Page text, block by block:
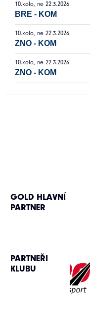
10.kolo, ne 22.3.2026
BRE - KOM
10.kolo, ne 22.3.2026
ZNO - KOM
10.kolo, ne 22.3.2026
ZNO - KOM
GOLD HLAVNÍ
PARTNER
PARTNEŘI
KLUBU